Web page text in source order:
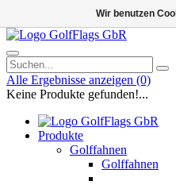
Alle Ergebnisse anzeigen (0)
Keine Produkte gefunden!...
Produkte
Golffahnen
Golffahnen
Wir benutzen